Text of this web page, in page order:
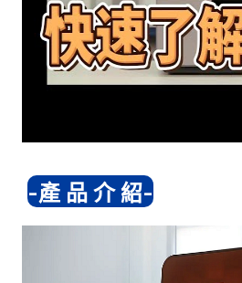
-產 品 介 紹-